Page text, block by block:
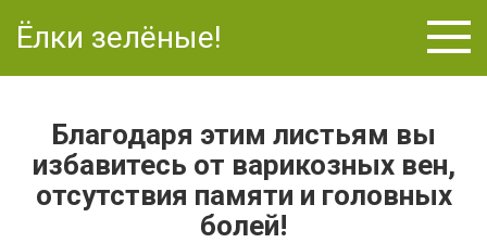
Ёлки зелёные!
Благодаря этим листьям вы
избавитесь от варикозных вен,
отсутствия памяти и головных
болей!